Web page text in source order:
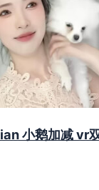
小鹅加减 vr